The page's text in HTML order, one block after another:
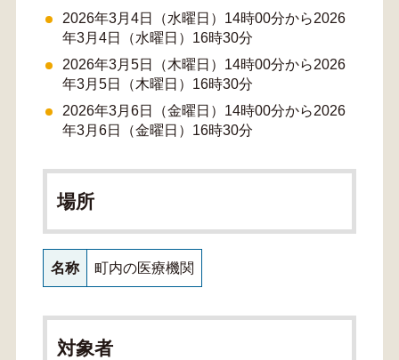
2026年3月4日（水曜日）14時00分から2026
年3月4日（水曜日）16時30分
2026年3月5日（木曜日）14時00分から2026
年3月5日（木曜日）16時30分
2026年3月6日（金曜日）14時00分から2026
年3月6日（金曜日）16時30分
場所
名称 町内の医療機関
対象者